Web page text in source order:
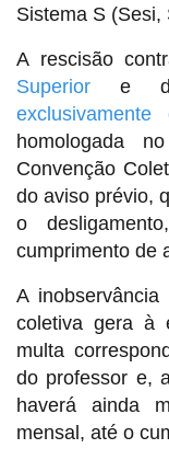
Sistema S (Sesi,
A rescisão
Superior e
homologada
Convenção
do aviso prévio,
o
cumprimento de
A
coletiva gera à
multa
do professor e,
haverá ainda
mensal, até o